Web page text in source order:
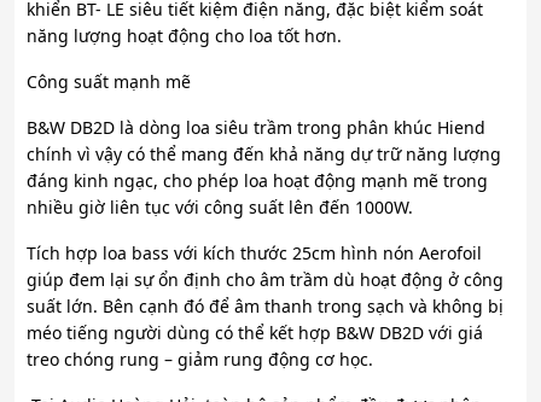
khiển BT- LE siêu tiết kiệm điện năng, đặc biệt kiểm soát
năng lượng hoạt động cho loa tốt hơn.
Công suất mạnh mẽ
B&W DB2D là dòng loa siêu trầm trong phân khúc Hiend
chính vì vậy có thể mang đến khả năng dự trữ năng lượng
đáng kinh ngạc, cho phép loa hoạt động mạnh mẽ trong
nhiều giờ liên tục với công suất lên đến 1000W.
Tích hợp loa bass với kích thước 25cm hình nón Aerofoil
giúp đem lại sự ổn định cho âm trầm dù hoạt động ở công
suất lớn. Bên cạnh đó để âm thanh trong sạch và không bị
méo tiếng người dùng có thể kết hợp B&W DB2D với giá
treo chóng rung – giảm rung động cơ học.